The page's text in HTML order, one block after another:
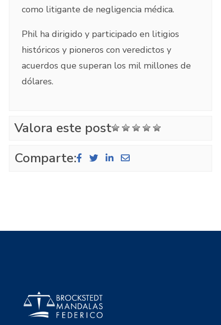
como litigante de negligencia médica.
Phil ha dirigido y participado en litigios
históricos y pioneros con veredictos y
acuerdos que superan los mil millones de
dólares.
Valora este post
Comparte: